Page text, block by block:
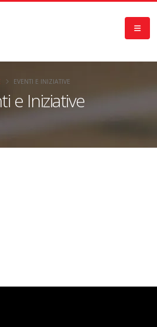
e Iniziative
EVENTI E INIZIATIVE